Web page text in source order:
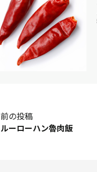
前の投稿
ルーローハン魯肉飯